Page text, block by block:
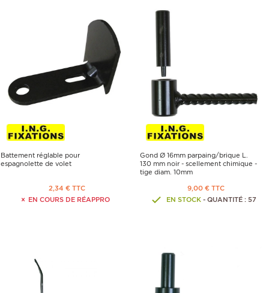
Battement réglable pour
espagnolette de volet
2,34 € TTC
EN COURS DE RÉAPPRO
Gond Ø 16mm parpaing/brique L.
130 mm noir - scellement chimique -
tige diam. 10mm
9,00 € TTC
EN STOCK - QUANTITÉ : 57